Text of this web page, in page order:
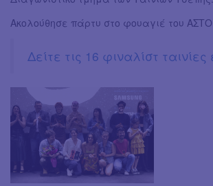
Ακολούθησε πάρτυ στο φουαγιέ του
Δείτε τις 16 φιναλίστ ταινίες